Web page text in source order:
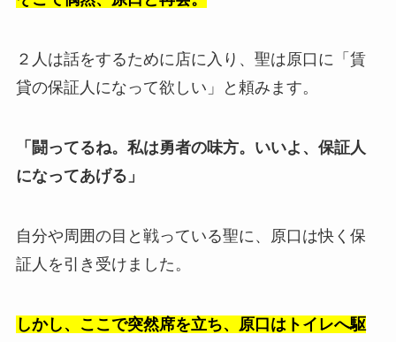
２人は話をするために店に入り、聖は原口に「賃
貸の保証人になって欲しい」と頼みます。
「闘ってるね。私は勇者の味方。いいよ、保証人
になってあげる」
自分や周囲の目と戦っている聖に、原口は快く保
証人を引き受けました。
しかし、ここで突然席を立ち、原口はトイレへ駆